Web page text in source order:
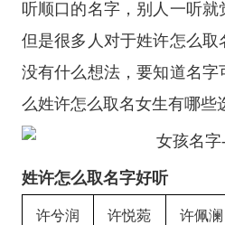
听顺口的名字，别人一听就
但是很多人对于姓许怎么
没有什么想法，要知道名
么姓许怎么取名女生有哪些
姓许怎么取名字好听
许兮润 许悦菀 许佩澜